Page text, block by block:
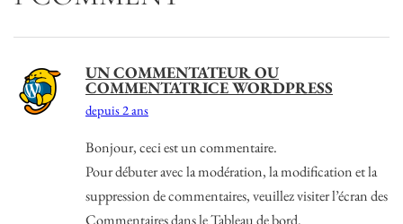
UN COMMENTATEUR OU
COMMENTATRICE WORDPRESS
depuis 2 ans
Bonjour, ceci est un commentaire.
Pour débuter avec la modération, la modification et la
suppression de commentaires, veuillez visiter l’écran des